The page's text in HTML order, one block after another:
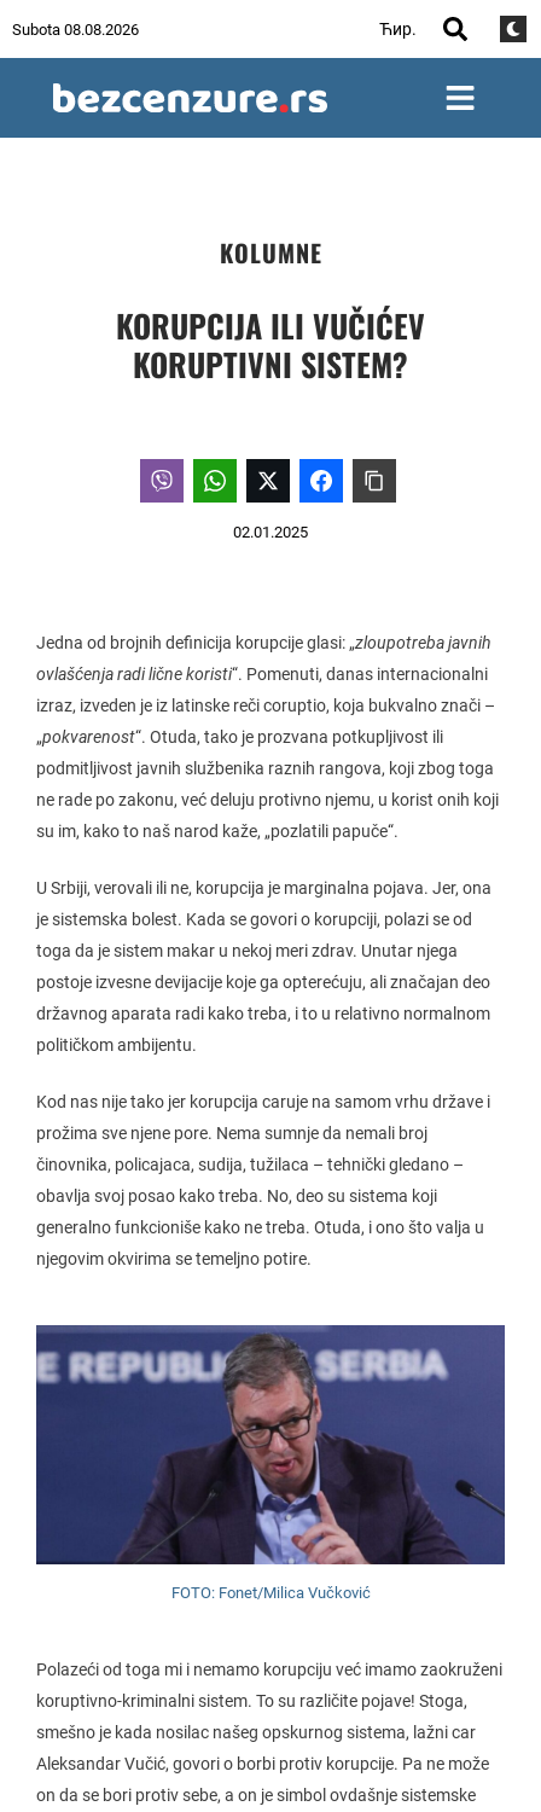
Subota 08.08.2026 Ћир.
KOLUMNE
KORUPCIJA ILI VUČIĆEV
KORUPTIVNI SISTEM?
02.01.2025
Jedna od brojnih definicija korupcije glasi: „zloupotreba javnih
ovlašćenja radi lične koristi“. Pomenuti, danas internacionalni
izraz, izveden je iz latinske reči coruptio, koja bukvalno znači –
„pokvarenost“. Otuda, tako je prozvana potkupljivost ili
podmitljivost javnih službenika raznih rangova, koji zbog toga
ne rade po zakonu, već deluju protivno njemu, u korist onih koji
su im, kako to naš narod kaže, „pozlatili papuče“.
U Srbiji, verovali ili ne, korupcija je marginalna pojava. Jer, ona
je sistemska bolest. Kada se govori o korupciji, polazi se od
toga da je sistem makar u nekoj meri zdrav. Unutar njega
postoje izvesne devijacije koje ga opterećuju, ali značajan deo
državnog aparata radi kako treba, i to u relativno normalnom
političkom ambijentu.
Kod nas nije tako jer korupcija caruje na samom vrhu države i
prožima sve njene pore. Nema sumnje da nemali broj
činovnika, policajaca, sudija, tužilaca – tehnički gledano –
obavlja svoj posao kako treba. No, deo su sistema koji
generalno funkcioniše kako ne treba. Otuda, i ono što valja u
njegovim okvirima se temeljno potire.
FOTO: Fonet/Milica Vučković
Polazeći od toga mi i nemamo korupciju već imamo zaokruženi
koruptivno-kriminalni sistem. To su različite pojave! Stoga,
smešno je kada nosilac našeg opskurnog sistema, lažni car
Aleksandar Vučić, govori o borbi protiv korupcije. Pa ne može
on da se bori protiv sebe, a on je simbol ovdašnje sistemske